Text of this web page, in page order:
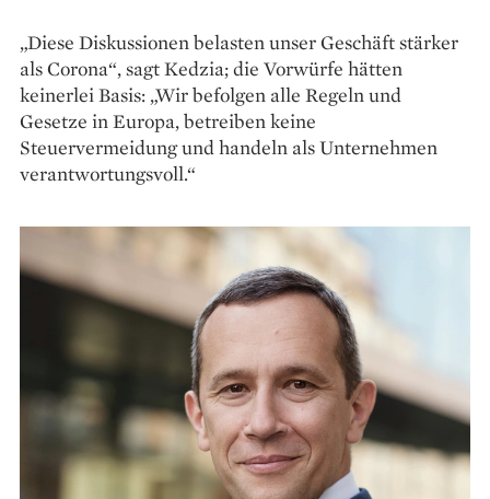
„Diese Diskussionen belasten unser Geschäft stärker
als Corona“, sagt Kedzia; die Vorwürfe hätten
keinerlei Basis: „Wir befolgen alle Regeln und
Gesetze in Europa, betreiben keine
Steuervermeidung und handeln als Unternehmen
verantwortungsvoll.“